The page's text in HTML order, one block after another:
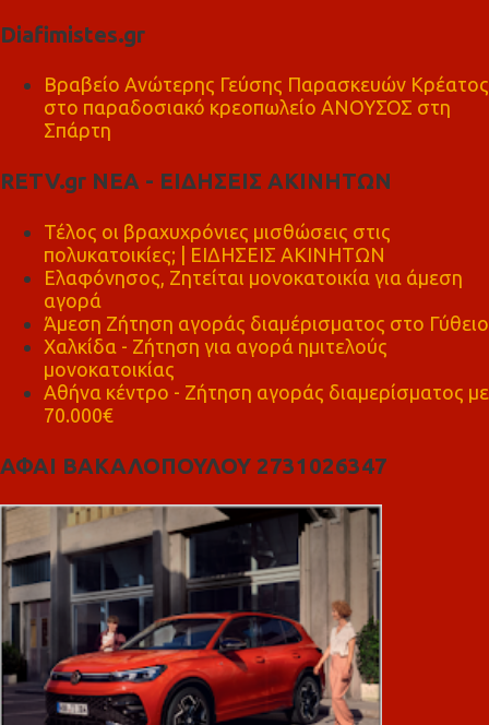
Diafimistes.gr
Βραβείο Ανώτερης Γεύσης Παρασκευών Κρέατος
στο παραδοσιακό κρεοπωλείο ΑΝΟΥΣΟΣ στη
Σπάρτη
RETV.gr ΝΕΑ - ΕΙΔΗΣΕΙΣ ΑΚΙΝΗΤΩΝ
Τέλος οι βραχυχρόνιες μισθώσεις στις
πολυκατοικίες; | ΕΙΔΗΣΕΙΣ ΑΚΙΝΗΤΩΝ
Ελαφόνησος, Ζητείται μονοκατοικία για άμεση
αγορά
Άμεση Ζήτηση αγοράς διαμέρισματος στο Γύθειο
Χαλκίδα - Ζήτηση για αγορά ημιτελούς
μονοκατοικίας
Αθήνα κέντρο - Ζήτηση αγοράς διαμερίσματος με
70.000€
ΑΦΑΙ ΒΑΚΑΛΟΠΟΥΛΟΥ 2731026347